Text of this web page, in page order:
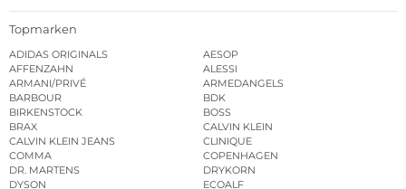
Topmarken
ADIDAS ORIGINALS
AESOP
AFFENZAHN
ALESSI
ARMANI/PRIVÉ
ARMEDANGELS
BARBOUR
BDK
BIRKENSTOCK
BOSS
BRAX
CALVIN KLEIN
CALVIN KLEIN JEANS
CLINIQUE
COMMA
COPENHAGEN
DR. MARTENS
DRYKORN
DYSON
ECOALF